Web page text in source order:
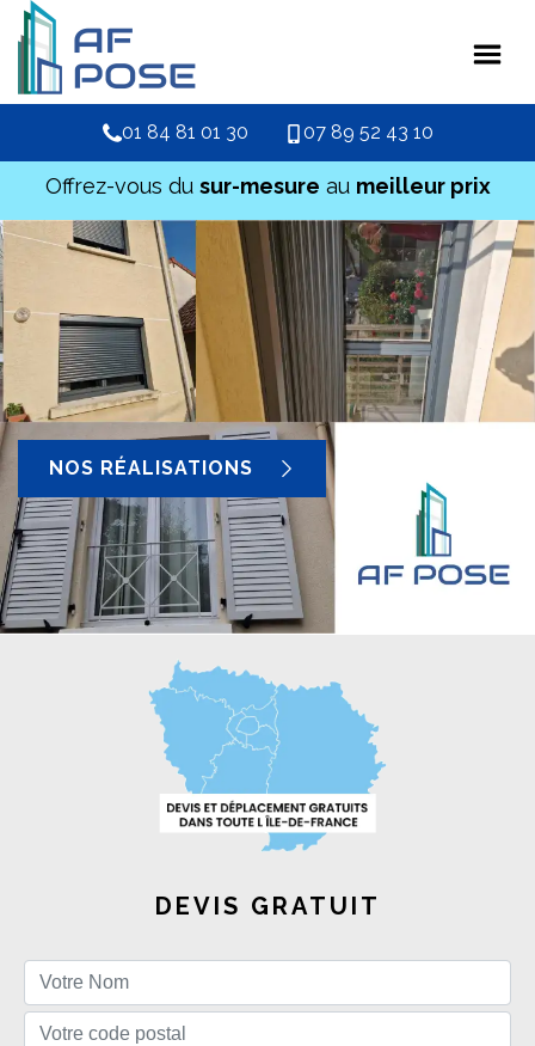
01 84 81 01 30 07 89 52 43 10
Offrez-vous du sur-mesure au meilleur prix
NOS RÉALISATIONS
DEVIS GRATUIT